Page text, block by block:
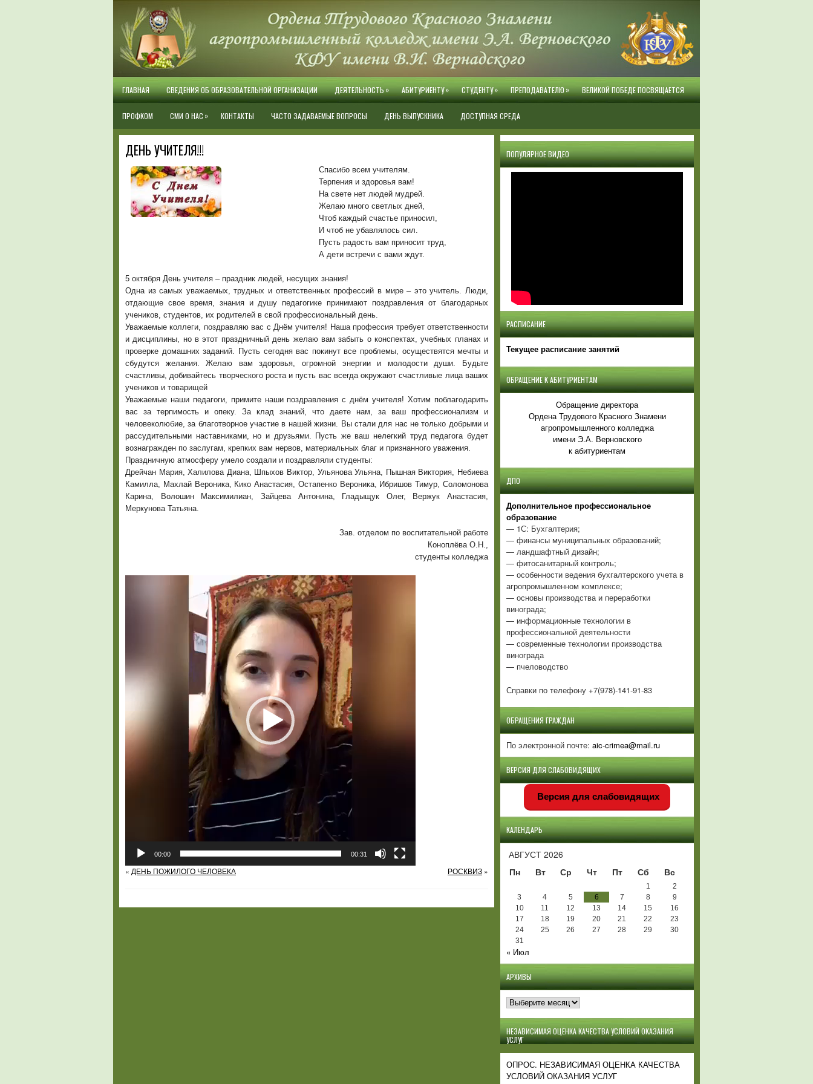
ГЛАВНАЯ СВЕДЕНИЯ ОБ ОБРАЗОВАТЕЛЬНОЙ ОРГАНИЗАЦИИ ДЕЯТЕЛЬНОСТЬ» АБИТУРИЕНТУ» СТУДЕНТУ» ПРЕПОДАВАТЕЛЮ» ВЕЛИКОЙ ПОБЕДЕ ПОСВЯЩАЕТСЯ
ПРОФКОМ СМИ О НАС » КОНТАКТЫ ЧАСТО ЗАДАВАЕМЫЕ ВОПРОСЫ ДЕНЬ ВЫПУСКНИКА ДОСТУПНАЯ СРЕДА
ДЕНЬ УЧИТЕЛЯ!!!
Спасибо всем учителям.
Терпения и здоровья вам!
На свете нет людей мудрей.
Желаю много светлых дней,
Чтоб каждый счастье приносил,
И чтоб не убавлялось сил.
Пусть радость вам приносит труд,
А дети встречи с вами ждут.
5 октября День учителя – праздник людей, несущих знания!
Одна из самых уважаемых, трудных и ответственных профессий в мире – это учитель. Люди,
отдающие свое время, знания и душу педагогике принимают поздравления от благодарных
учеников, студентов, их родителей в свой профессиональный день.
Уважаемые коллеги, поздравляю вас с Днём учителя! Наша профессия требует ответственности
и дисциплины, но в этот праздничный день желаю вам забыть о конспектах, учебных планах и
проверке домашних заданий. Пусть сегодня вас покинут все проблемы, осуществятся мечты и
сбудутся желания. Желаю вам здоровья, огромной энергии и молодости души. Будьте
счастливы, добивайтесь творческого роста и пусть вас всегда окружают счастливые лица ваших
учеников и товарищей
Уважаемые наши педагоги, примите наши поздравления с днём учителя! Хотим поблагодарить
вас за терпимость и опеку. За клад знаний, что даете нам, за ваш профессионализм и
человеколюбие, за благотворное участие в нашей жизни. Вы стали для нас не только добрыми и
рассудительными наставниками, но и друзьями. Пусть же ваш нелегкий труд педагога будет
вознагражден по заслугам, крепких вам нервов, материальных благ и признанного уважения.
Праздничную атмосферу умело создали и поздравляли студенты:
Дрейчан Мария, Халилова Диана, Шпыхов Виктор, Ульянова Ульяна, Пышная Виктория, Небиева
Камилла, Махлай Вероника, Кико Анастасия, Остапенко Вероника, Ибришов Тимур, Соломонова
Карина, Волошин Максимилиан, Зайцева Антонина, Гладыщук Олег, Вержук Анастасия,
Меркунова Татьяна.
Зав. отделом по воспитательной работе
Коноплёва О.Н.,
студенты колледжа
00:00 00:31
« ДЕНЬ ПОЖИЛОГО ЧЕЛОВЕКА РОСКВИЗ »
ПОПУЛЯРНОЕ ВИДЕО
РАСПИСАНИЕ
Текущее расписание занятий
ОБРАЩЕНИЕ К АБИТУРИЕНТАМ
Обращение директора
Ордена Трудового Красного Знамени
агропромышленного колледжа
имени Э.А. Верновского
к абитуриентам
ДПО
Дополнительное профессиональное
образование
— 1С: Бухгалтерия;
— финансы муниципальных образований;
— ландшафтный дизайн;
— фитосанитарный контроль;
— особенности ведения бухгалтерского учета в
агропромышленном комплексе;
— основы производства и переработки
винограда;
— информационные технологии в
профессиональной деятельности
— современные технологии производства
винограда
— пчеловодство
Справки по телефону +7(978)-141-91-83
ОБРАЩЕНИЯ ГРАЖДАН
По электронной почте: aic-crimea@mail.ru
ВЕРСИЯ ДЛЯ СЛАБОВИДЯЩИХ
Версия для слабовидящих
КАЛЕНДАРЬ
АВГУСТ 2026
Пн
Вт Ср Чт Пт Сб Вс
1
2
3
4 5 6 7 8
9
10
11 12 13 14 15
16
17
18 19 20 21 22
23
24
25 26 27 28 29
30
31
« Июл
АРХИВЫ
Архивы
НЕЗАВИСИМАЯ ОЦЕНКА КАЧЕСТВА УСЛОВИЙ ОКАЗАНИЯ
УСЛУГ
ОПРОС. НЕЗАВИСИМАЯ ОЦЕНКА КАЧЕСТВА
УСЛОВИЙ ОКАЗАНИЯ УСЛУГ